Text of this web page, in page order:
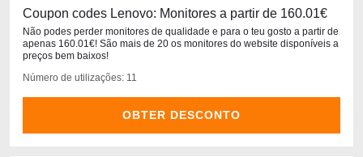
Coupon codes Lenovo: Monitores a partir de 160.01€
Não podes perder monitores de qualidade e para o teu gosto a partir de
apenas 160.01€! São mais de 20 os monitores do website disponíveis a
preços bem baixos!
Número de utilizações: 11
OBTER DESCONTO